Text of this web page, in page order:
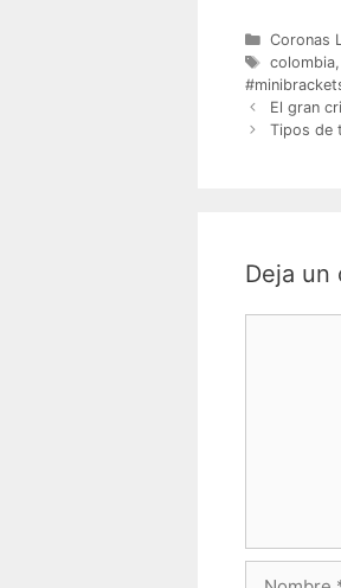
Coronas
Etiquetas
colombia,
El gran
Tipos de
Deja un